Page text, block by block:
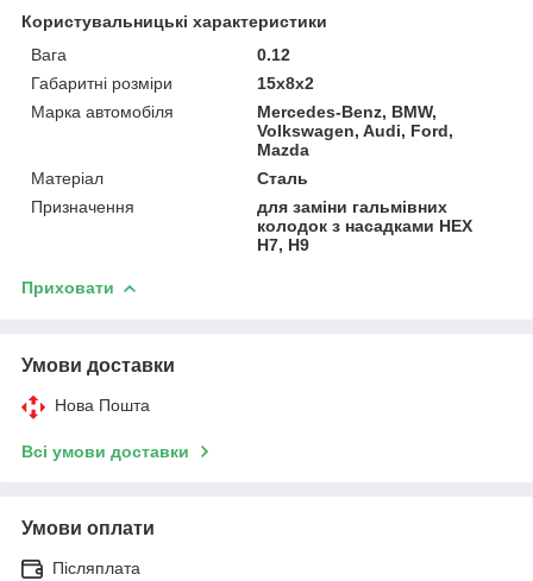
Користувальницькі характеристики
Вага
0.12
Габаритні розміри
15x8x2
Марка автомобіля
Mercedes-Benz, BMW,
Volkswagen, Audi, Ford,
Mazda
Матеріал
Сталь
Призначення
для заміни гальмівних
колодок з насадками HEX
H7, H9
Приховати
Умови доставки
Нова Пошта
Всі умови доставки
Умови оплати
Післяплата